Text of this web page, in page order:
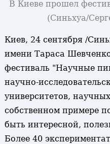
В Киеве прошел
(Синьхуа/
Киев, 24 сентября /
имени Тараса
фестиваль "Научные
научно-
университетов,
собственном примере
быть интересной,
Более 40